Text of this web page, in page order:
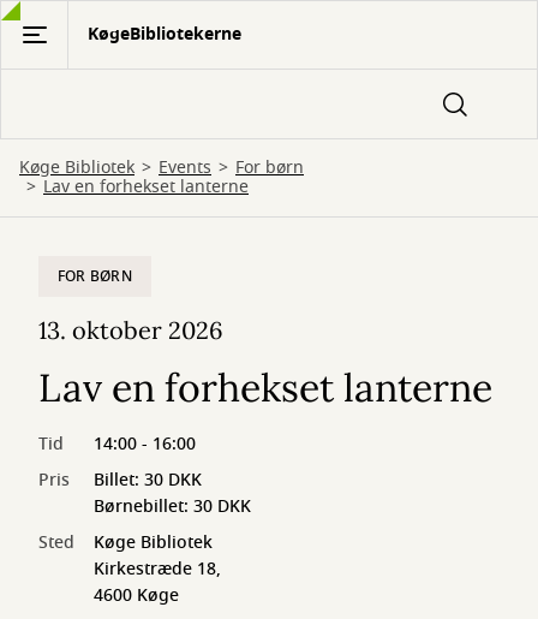
Gå
hovedindhold
KøgeBibliotekerne
Køge Bibliotek Events For børn
Lav en forhekset lanterne
FOR BØRN
13. oktober 2026
Lav en forhekset lanterne
Tid
14:00 - 16:00
Pris
Billet: 30 DKK
Børnebillet: 30 DKK
Sted
Køge Bibliotek
Kirkestræde 18,
4600 Køge